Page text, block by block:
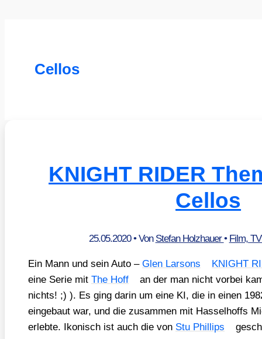
Cellos
KNIGHT RIDER
Cellos
25.05.2020• Von Stefan Holzhauer• Film,
Ein Mann und sein Auto – Glen Lar­sons
KNIGHT
eine Serie mit The Hoff
an der man nicht vor­bei
nichts! ;) ). Es ging dar­in um eine KI, die in einen
ein­ge­baut war, und die zusam­men mit Has­sel­hoffs
erleb­te. Iko­nisch ist auch die von Stu Phil­lips